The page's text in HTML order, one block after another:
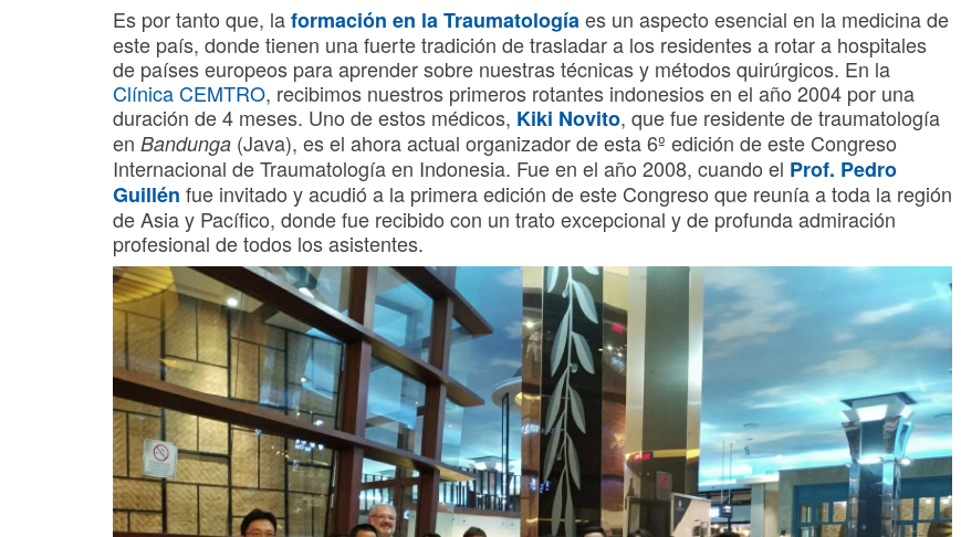
Es por tanto que, laformación en laTraumatologíaes un aspecto esencial en la medicina de
este país, donde tienen una fuerte tradición de trasladar a los residentes a rotar a hospitales
de países europeos para aprender sobre nuestras técnicas y métodos quirúrgicos. En la
Clínica CEMTRO, recibimos nuestros primeros rotantes indonesios en el año 2004 por una
duración de 4 meses. Uno de estos médicos, Kiki Novito, que fue residente de traumatología
en Bandunga (Java), es el ahora actual organizador de esta 6º edición de este Congreso
Internacional de Traumatología en Indonesia. Fue en el año 2008, cuando el Prof. Pedro
Guillén fue invitado y acudió a la primera edición de este Congreso que reunía a toda la región
de Asia y Pacífico, donde fue recibido con un trato excepcional y de profunda admiración
profesional de todos los asistentes.